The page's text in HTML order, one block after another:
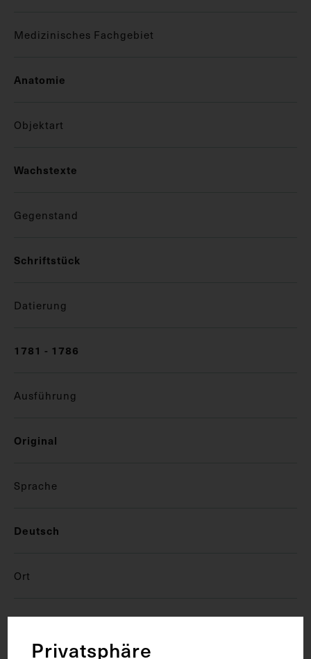
Medizinisches Fachgebiet
Anatomie
Objektart
Wachstexte
Gegenstand
Schriftstück
Datierung
1781 - 1786
Ausführung
Original
Sprache
Deutsch
Ort
Florenz
Privatsphäre